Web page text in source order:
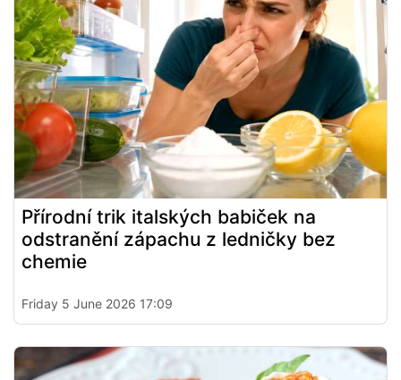
Přírodní trik italských babiček na
odstranění zápachu z ledničky bez
chemie
Friday 5 June 2026 17:09